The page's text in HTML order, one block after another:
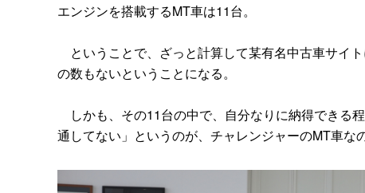
エンジンを搭載するMT車は11台。
ということで、ざっと計算して某有名中古車サイ
の数もないということになる。
しかも、その11台の中で、自分なりに納得でき
通してない」というのが、チャレンジャーのMT車な